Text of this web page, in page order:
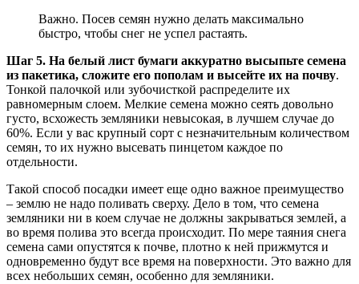
Важно. Посев семян нужно делать максимально
быстро, чтобы снег не успел растаять.
Шаг 5. На белый лист бумаги аккуратно высыпьте семена
из пакетика, сложите его пополам и высейте их на почву.
Тонкой палочкой или зубочисткой распределите их
равномерным слоем. Мелкие семена можно сеять довольно
густо, всхожесть земляники невысокая, в лучшем случае до
60%. Если у вас крупный сорт с незначительным количеством
семян, то их нужно высевать пинцетом каждое по
отдельности.
Такой способ посадки имеет еще одно важное преимущество
– землю не надо поливать сверху. Дело в том, что семена
земляники ни в коем случае не должны закрываться землей, а
во время полива это всегда происходит. По мере таяния снега
семена сами опустятся к почве, плотно к ней прижмутся и
одновременно будут все время на поверхности. Это важно для
всех небольших семян, особенно для земляники.